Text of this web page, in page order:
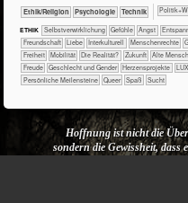
​​​​​​​​​​Ethik/​Religion ​​​​​​​​​​Psychologie ​Technik
ETHIK ​​​​​​​​​​​​​​​​​​​​​​​​​​​​​​​​​​​​​​​​Selbst­verwirklichung ​​​​​​​​​​​​​​​Gefühle ​​​​​​​​​​​​​Angst
​​​​​​​​​​​​Freundschaft
​​​​​​​​​​​​Liebe ​​​​​​​​Interkulturell ​​​​​​​Menschenrechte
​​​Freiheit
​​​Mobilität ​Die Realität? ​Zukunft Alte
Freude
Geschlecht und Gender Herzensprojekte
Persönliche Meilensteine
Queer Spaß Sucht
Hoffnung ist nicht die
sondern die Gewissheit, dass